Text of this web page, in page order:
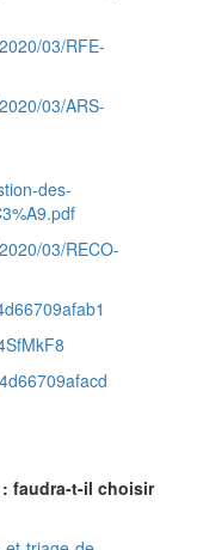
03/RFE-
03/ARS-
des-
03/RECO-
faudra-t-il choisir